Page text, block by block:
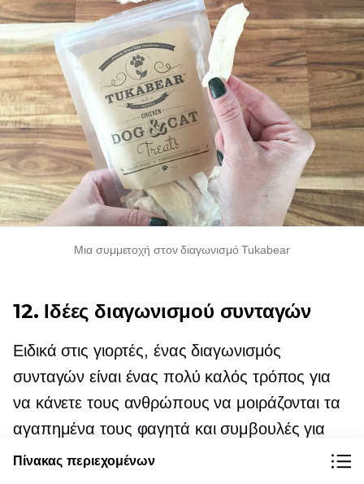
Μια συμμετοχή στον διαγωνισμό Tukabear
12. Ιδέες διαγωνισμού συνταγών
Ειδικά στις γιορτές, ένας διαγωνισμός
συνταγών είναι ένας πολύ καλός τρόπος για
να κάνετε τους ανθρώπους να μοιράζονται τα
αγαπημένα τους φαγητά και συμβουλές για
πιάτα. Εάν έχετε
Πίνακας περιεχομένων